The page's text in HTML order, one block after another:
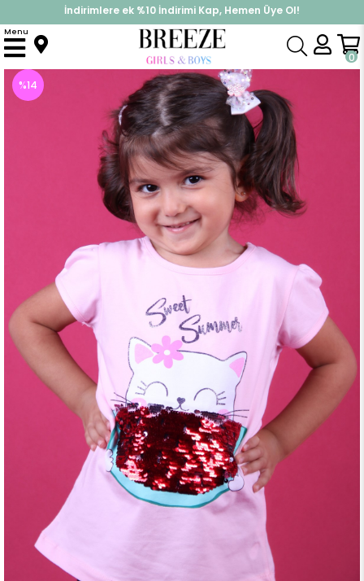
%30 Sepette Yaz İndirimi, Hemen Al!
İndirimlere ek %10 İndirimi Kap, Hemen Üye Ol!
0
Menu
Anasayfa Üst Giyim Tişört
%14